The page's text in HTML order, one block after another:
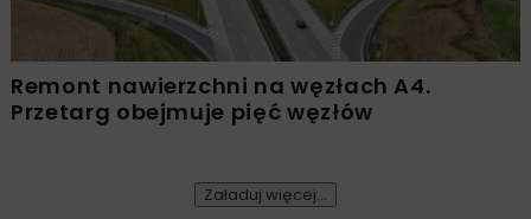
Remont nawierzchni na węzłach A4.
Przetarg obejmuje pięć węzłów
Załaduj więcej...